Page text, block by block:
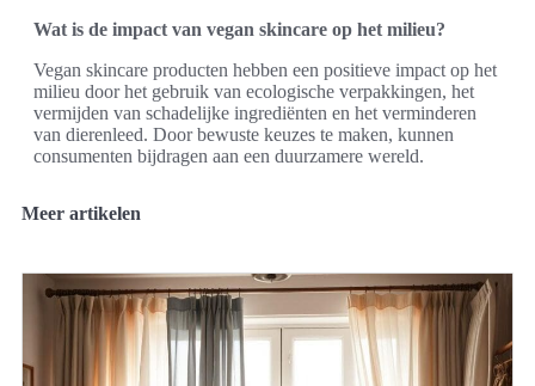
Wat is de impact van vegan skincare op het milieu?
Vegan skincare producten hebben een positieve impact op het
milieu door het gebruik van ecologische verpakkingen, het
vermijden van schadelijke ingrediënten en het verminderen
van dierenleed. Door bewuste keuzes te maken, kunnen
consumenten bijdragen aan een duurzamere wereld.
Meer artikelen